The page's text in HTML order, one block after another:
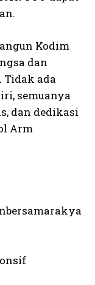
Kodim
dan
Tidak ada
semuanya
dan dedikasi
Arm